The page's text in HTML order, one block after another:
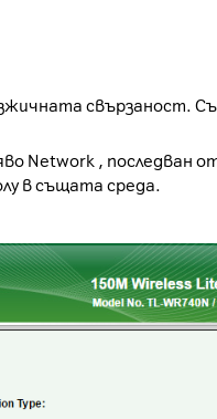
свързаност.
Network , последван
в същата среда.